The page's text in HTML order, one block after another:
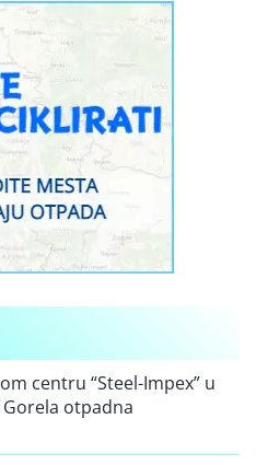
centru “Steel-Impex” u
otpadna